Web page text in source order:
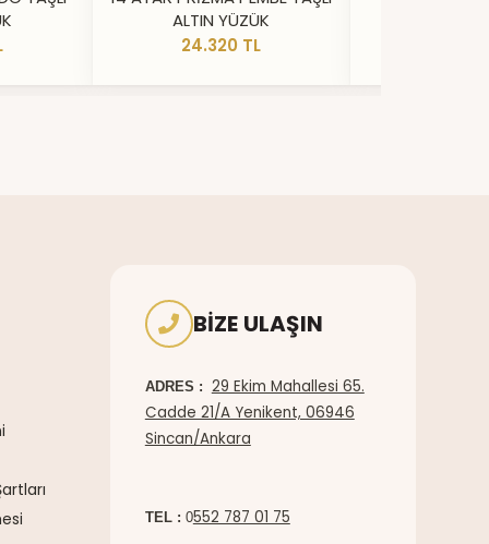
ALTIN YÜZÜK
24.320 TL
BIZE ULAŞIN
ADRES : 29 Ekim Mahallesi 65.
Cadde 21/A Yenikent, 06946
Sincan/Ankara
TEL : 0552 787 01 75